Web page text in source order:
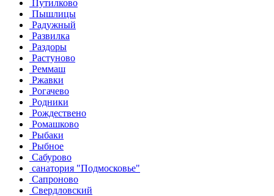
Путилково
Пышлицы
Радужный
Развилка
Раздоры
Растуново
Реммаш
Ржавки
Рогачево
Родники
Рождествено
Ромашково
Рыбаки
Рыбное
Сабурово
санатория "Подмосковье"
Сапроново
Свердловский